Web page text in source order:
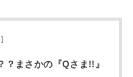
]
？まさかの『Qさま!!』